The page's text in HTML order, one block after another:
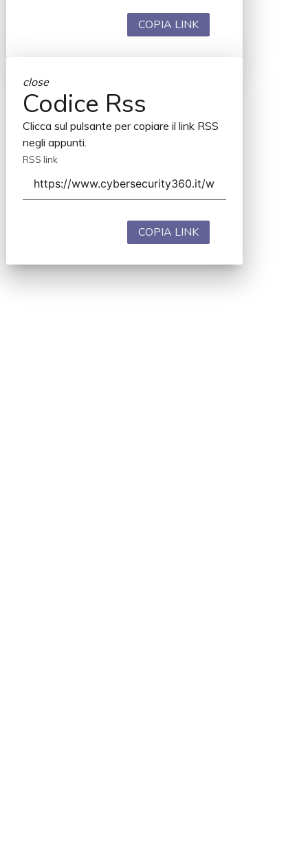
COPIA LINK
close
Codice Rss
Clicca sul pulsante per copiare il link RSS
negli appunti.
RSS link
COPIA LINK